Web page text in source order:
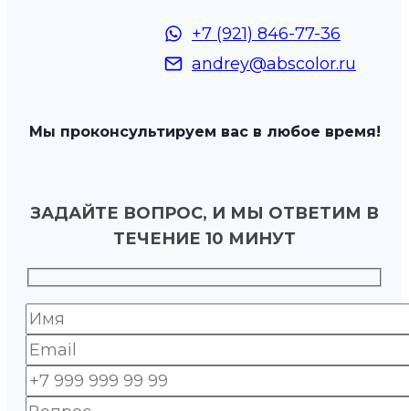
+7 (921) 846-77-36
andrey@abscolor.ru
Мы проконсультируем вас в любое время!
ЗАДАЙТЕ ВОПРОС, И МЫ ОТВЕТИМ В
ТЕЧЕНИЕ 10 МИНУТ